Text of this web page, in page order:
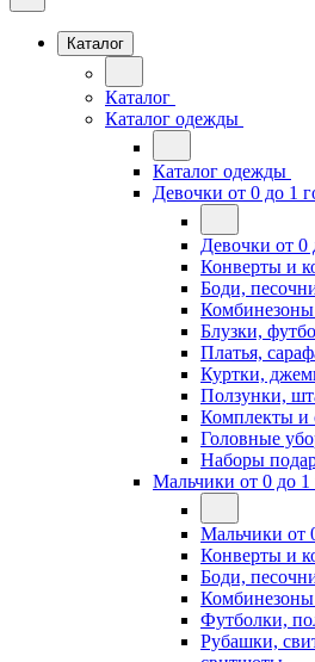
Каталог
Каталог
Каталог одежды
Каталог одежды
Девочки от 0 до 1
Девочки от 0
Конверты и
Боди,
Блузки,
Платья,
Куртки,
Ползунки,
Комплекты и
Головные
Наборы
Мальчики от 0 до 1
Мальчики от
Конверты и
Боди,
Футболки,
Рубашки,